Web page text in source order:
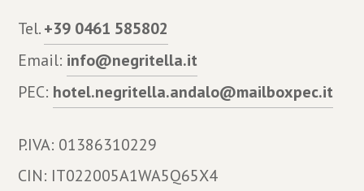
Tel.+39 0461 585802
Email: info@negritella.it
PEC: hotel.negritella.andalo@mailboxpec.it
P.IVA: 01386310229
CIN: IT022005A1WA5Q65X4